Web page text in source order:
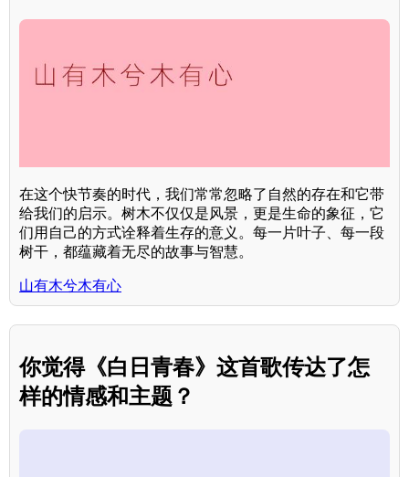
在这个快节奏的时代，我们常常忽略了自然的存在和它带
给我们的启示。树木不仅仅是风景，更是生命的象征，它
们用自己的方式诠释着生存的意义。每一片叶子、每一段
树干，都蕴藏着无尽的故事与智慧。
山有木兮木有心
你觉得《白日青春》这首歌传达了怎
样的情感和主题？